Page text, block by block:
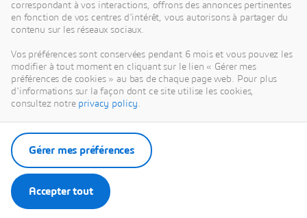
correspondant à vos interactions, offrons des annonces pertinentes
en fonction de vos centres d'intérêt, vous autorisons à partager du
contenu sur les réseaux sociaux.
Vos préférences sont conservées pendant 6 mois et vous pouvez les
modifier à tout moment en cliquant sur le lien « Gérer mes
préférences de cookies » au bas de chaque page web. Pour plus
d'informations sur la façon dont ce site utilise les cookies,
consultez notre privacy policy.
Accepter tout
Gérer mes préférences